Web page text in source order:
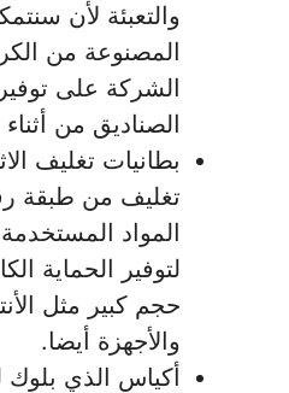
والتعبئة لأن
المصنوعة من
الشركة على
الصناديق من
بطانيات تغليف
تغليف من طبقة
المواد
لتوفير الحماية
حجم كبير مثل
والأجهزة أيضا.
أكياس الذي بلوك